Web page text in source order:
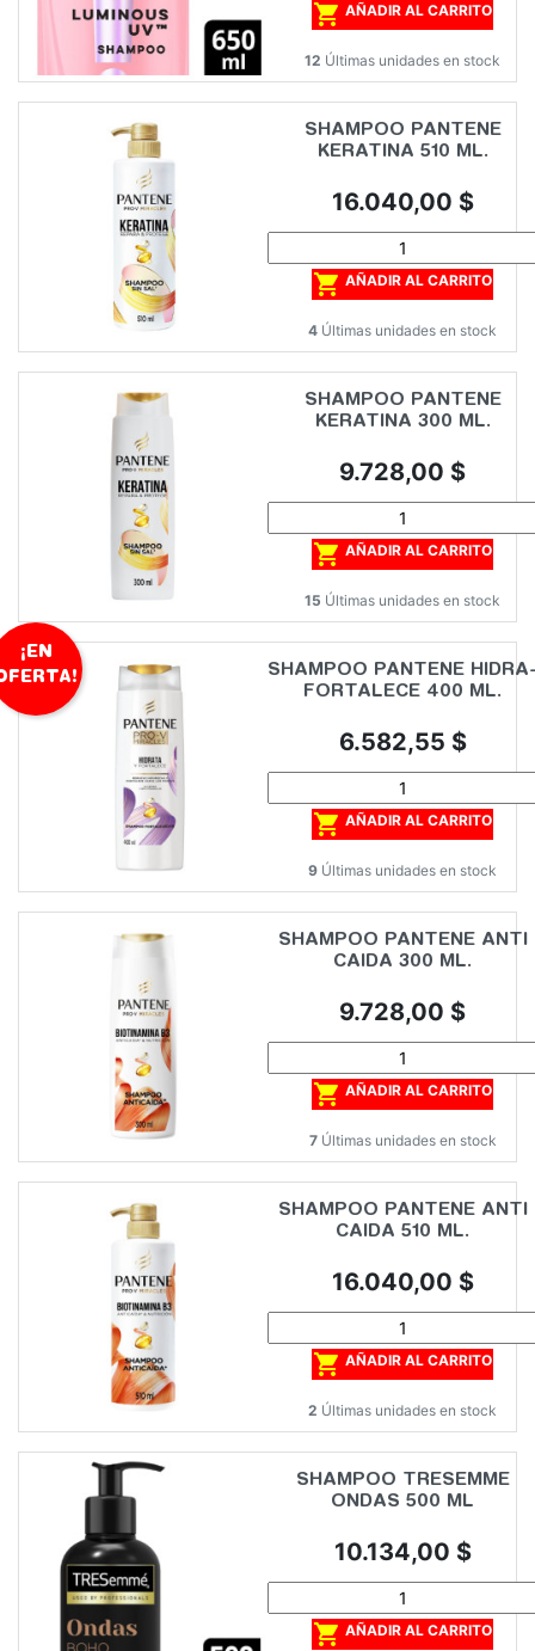
 AÑADIR AL CARRITO
12 Últimas unidades en stock
SHAMPOO PANTENE
KERATINA 510 ML.
Precio
16.040,00 $
 AÑADIR AL CARRITO
4 Últimas unidades en stock
SHAMPOO PANTENE
KERATINA 300 ML.
Precio
9.728,00 $
 AÑADIR AL CARRITO
15 Últimas unidades en stock
SHAMPOO PANTENE
FORTALECE 400 ML.
Precio
6.582,55 $
 AÑADIR AL CARRITO
9 Últimas unidades en stock
¡EN
SHAMPOO PANTENE ANTI
CAIDA 300 ML.
Precio
9.728,00 $
 AÑADIR AL CARRITO
7 Últimas unidades en stock
SHAMPOO PANTENE ANTI
CAIDA 510 ML.
Precio
16.040,00 $
 AÑADIR AL CARRITO
2 Últimas unidades en stock
SHAMPOO TRESEMME
ONDAS 500 ML
Precio
10.134,00 $
 AÑADIR AL CARRITO